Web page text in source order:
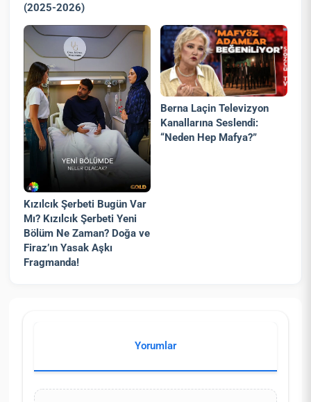
(2025-2026)
Kızılcık Şerbeti Bugün Var
Mı? Kızılcık Şerbeti Yeni
Bölüm Ne Zaman? Doğa ve
Firaz’ın Yasak Aşkı
Fragmanda!
Berna Laçin Televizyon
Kanallarına Seslendi:
“Neden Hep Mafya?”
Yorumlar